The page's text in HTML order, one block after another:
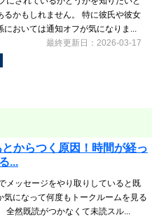
るかもしれません。 特に彼氏や彼女
においては通知オフが気になりま...
最終更新日：2026-03-17
からつく原因！時間が経っ
...
メッセージをやり取りしていると既
気になって何度もトークルームを見る
全然既読がつかなくて未読スル...